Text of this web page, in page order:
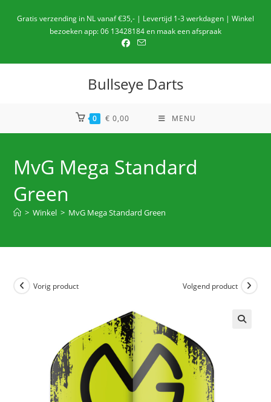
naarGratis verzending in NL vanaf €35,- | Levertijd 1-3 werkdagen | Winkel
bezoeken app: 06 13428184 en maak een afspraak
Bullseye Darts
0 € 0,00 MENU
MvG Mega Standard
Green
> Winkel > MvG Mega Standard Green
Vorig product Volgend product